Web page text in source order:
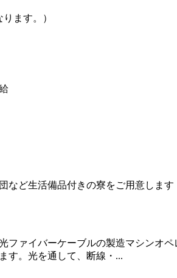
ます。）
など生活備品付きの寮をご用意します
ファイバーケーブルの製造マシンオ
す。光を通して、断線・...